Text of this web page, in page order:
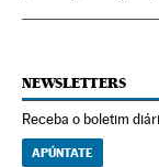
NEWSLETTERS
Receba o boletim
APÚNTATE